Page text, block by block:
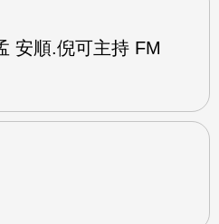
安順.倪可主持 FM